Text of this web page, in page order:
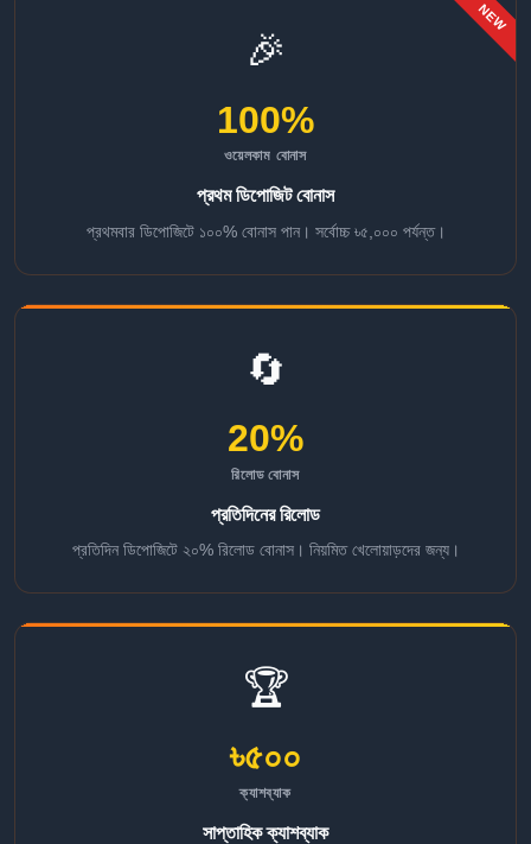
NEW
🎉
100%
ওয়েলকাম বোনাস
প্রথম ডিপোজিট বোনাস
প্রথমবার ডিপোজিটে ১০০% বোনাস পান। সর্বোচ্চ ৳৫,০০০ পর্যন্ত।
🔄
20%
রিলোড বোনাস
প্রতিদিনের রিলোড
প্রতিদিন ডিপোজিটে ২০% রিলোড বোনাস। নিয়মিত খেলোয়াড়দের জন্য।
🏆
৳৫০০
ক্যাশব্যাক
সাপ্তাহিক ক্যাশব্যাক